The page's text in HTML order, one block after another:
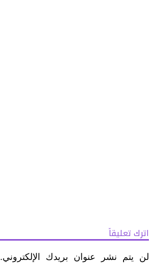
اترك تعليقاً
لن يتم نشر عنوان بريدك الإلكتروني.